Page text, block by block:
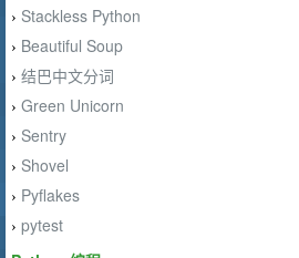
› Stackless Python
› Beautiful Soup
› 结巴中文分词
› Green Unicorn
› Sentry
› Shovel
› Pyflakes
› pytest